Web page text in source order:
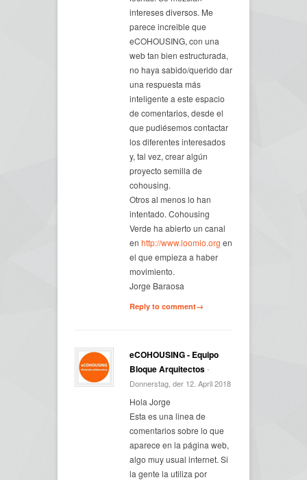
intereses diversos. Me
parece increible que
eCOHOUSING, con una
web tan bien estructurada,
no haya sabido/querido dar
una respuesta más
inteligente a este espacio
de comentarios, desde el
que pudiésemos contactar
los diferentes interesados
y, tal vez, crear algún
proyecto semilla de
cohousing.
Otros al menos lo han
intentado. Cohousing
Verde ha abierto un canal
en http://www.loomio.org en
el que empieza a haber
movimiento.
Jorge Baraosa
Reply to comment→
eCOHOUSING - Equipo
Bloque Arquitectos-
Donnerstag, der 12. April 2018
Hola Jorge
Esta es una linea de
comentarios sobre lo que
aparece en la página web,
algo muy usual internet. Si
la gente la utiliza por